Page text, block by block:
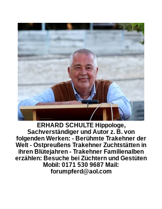
ERHARD SCHULTE Hippologe,
Sachverständiger und Autor z. B. von
folgenden Werken: - Berühmte Trakehner der
Welt - Ostpreußens Trakehner Zuchtstätten in
ihren Blütejahren - Trakehner Familienalben
erzählen: Besuche bei Züchtern und Gestüten
Mobil: 0171 530 9687 Mail:
forumpferd@aol.com